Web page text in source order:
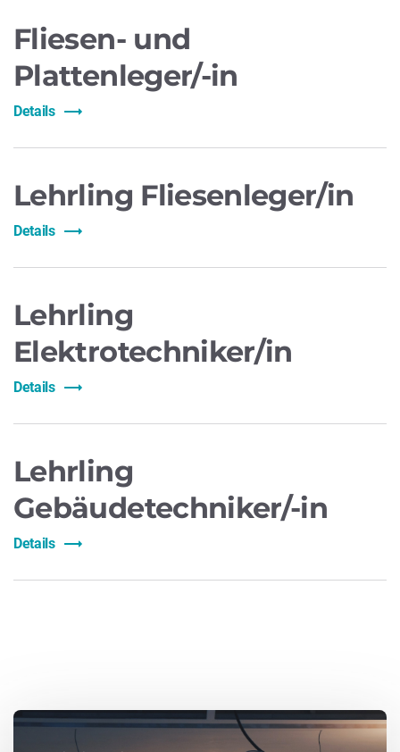
Fliesen- und
Plattenleger/-in
Details
Lehrling Fliesenleger/in
Details
Lehrling
Elektrotechniker/in
Details
Lehrling
Gebäudetechniker/-in
Details